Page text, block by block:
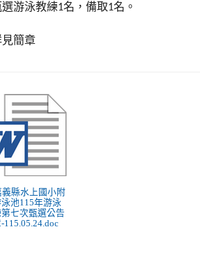
選游泳教練1名，備取1名。
見簡章
義縣水上國小附
池115年游泳
七次甄選公告
115.05.24.doc